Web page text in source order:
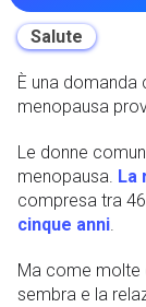
Salute
È una domanda
menopausa
Le donne
menopausa. La
compresa tra
cinque anni.
Ma come molte
sembra e la